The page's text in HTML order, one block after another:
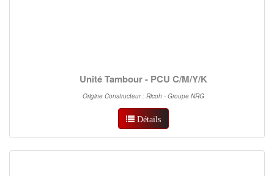
Unité Tambour - PCU C/M/Y/K
Origine Constructeur : Ricoh - Groupe NRG
Détails